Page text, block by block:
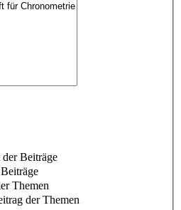
Beiträge
Themen
der Themen